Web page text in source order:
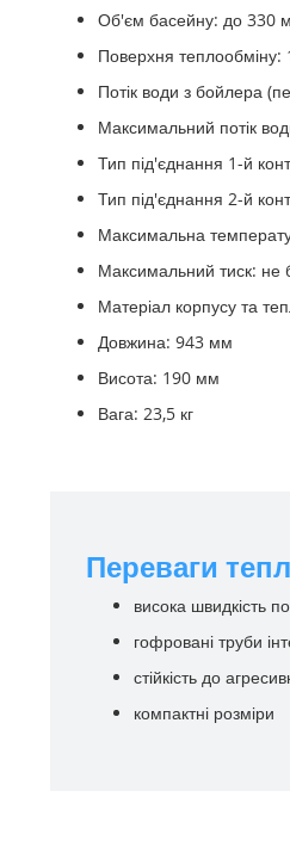
Об'єм басейну: до 330
Поверхня теплообміну:
Потік води з бойлера
Максимальний потік
Тип під'єднання 1-й
Тип під'єднання 2-й
Максимальна
Максимальний тиск: не
Матеріал корпусу та
Довжина: 943 мм
Висота: 190 мм
Вага: 23,5 кг
Переваги
висока швидкість
гофровані труби
стійкість до
компактні розміри